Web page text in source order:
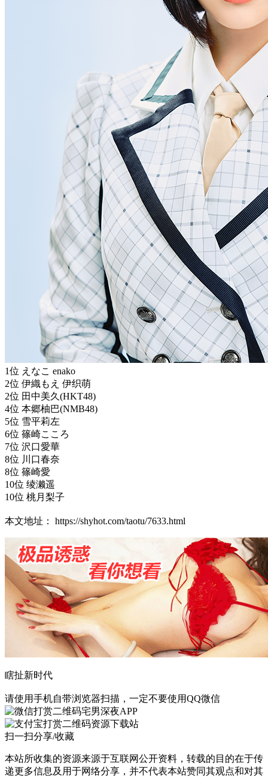
1位 えなこ enako
2位 伊織もえ 伊织萌
2位 田中美久(HKT48)
4位 本郷柚巴(NMB48)
5位 雪平莉左
6位 篠崎こころ
7位 沢口愛華
8位 川口春奈
8位 篠崎愛
10位 绫濑遥
10位 桃月梨子
本文地址： https://shyhot.com/taotu/7633.html
瞎扯新时代
请使用手机自带浏览器扫描，一定不要使用QQ微信
宅男深夜APP
资源下载站
扫一扫分享/收藏
本站所收集的资源来源于互联网公开资料，转载的目的在于传
递更多信息及用于网络分享，并不代表本站赞同其观点和对其